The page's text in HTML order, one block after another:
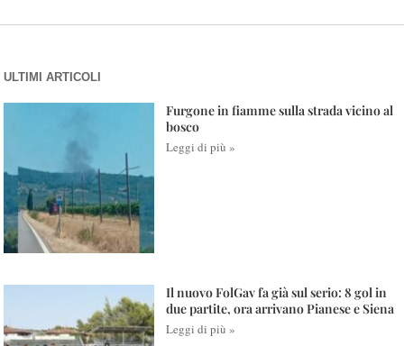
ULTIMI ARTICOLI
Furgone in fiamme sulla strada vicino al
bosco
Leggi di più »
Il nuovo FolGav fa già sul serio: 8 gol in
due partite, ora arrivano Pianese e Siena
Leggi di più »